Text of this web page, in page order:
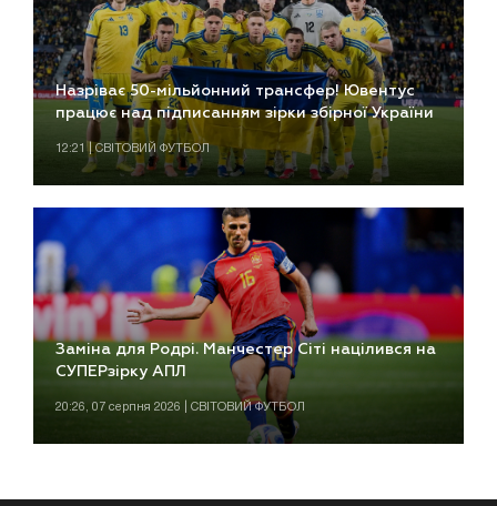
Назріває 50-мільйонний трансфер! Ювентус
працює над підписанням зірки збірної України
12:21 | СВІТОВИЙ ФУТБОЛ
Заміна для Родрі. Манчестер Сіті націлився на
СУПЕРзірку АПЛ
20:26, 07 серпня 2026 | СВІТОВИЙ ФУТБОЛ